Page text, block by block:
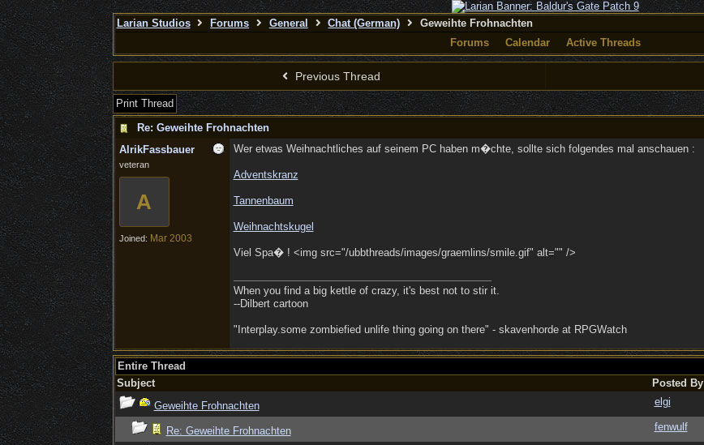
Larian Studios Forums General Chat (German)
Geweihte Frohnachten
Forums
Calendar Active Threads
Previous Thread
Print Thread
Re: Geweihte Frohnachten
AlrikFassbauer
veteran
A
Joined: Mar 2003
Wer etwas Weihnachtliches auf seinem PC haben m�chte, sollte sich folgendes mal anschauen :
Adventskranz
Tannenbaum
Weihnachtskugel
Viel Spa� ! <img src="/ubbthreads/images/graemlins/smile.gif" alt="" />
When you find a big kettle of crazy, it's best not to stir it.
--Dilbert cartoon
"Interplay.some zombiefied unlife thing going on there" - skavenhorde at RPGWatch
Entire Thread
Subject
Posted By
Geweihte Frohnachten
elgi
Re: Geweihte Frohnachten fenwulf